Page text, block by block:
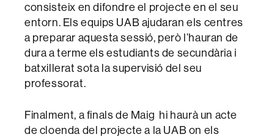
consisteix en difondre el projecte en el seu
entorn. Els equips UAB ajudaran els centres
a preparar aquesta sessió, però l’hauran de
dura a terme els estudiants de secundària i
batxillerat sota la supervisió del seu
professorat.
Finalment, a finals de Maig hi haurà un acte
de cloenda del projecte a la UAB on els